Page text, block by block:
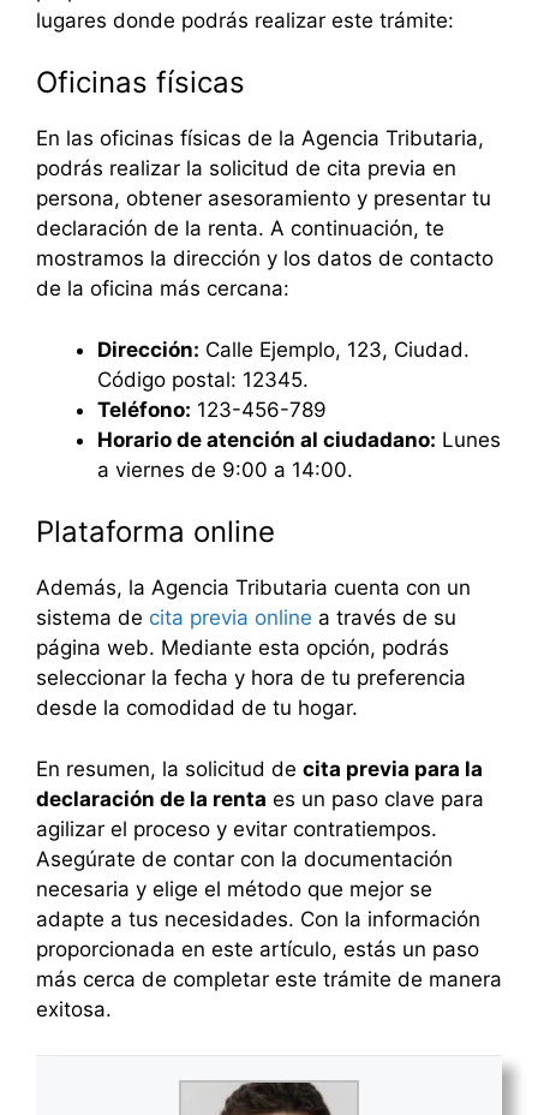
lugares donde podrás realizar este trámite:
Oficinas físicas
En las oficinas físicas de la Agencia Tributaria,
podrás realizar la solicitud de cita previa en
persona, obtener asesoramiento y presentar tu
declaración de la renta. A continuación, te
mostramos la dirección y los datos de contacto
de la oficina más cercana:
Dirección: Calle Ejemplo, 123, Ciudad.
Código postal: 12345.
Teléfono: 123-456-789
Horario de atención al ciudadano: Lunes
a viernes de 9:00 a 14:00.
Plataforma online
Además, la Agencia Tributaria cuenta con un
sistema de cita previa online a través de su
página web. Mediante esta opción, podrás
seleccionar la fecha y hora de tu preferencia
desde la comodidad de tu hogar.
En resumen, la solicitud de cita previa para la
declaración de la renta es un paso clave para
agilizar el proceso y evitar contratiempos.
Asegúrate de contar con la documentación
necesaria y elige el método que mejor se
adapte a tus necesidades. Con la información
proporcionada en este artículo, estás un paso
más cerca de completar este trámite de manera
exitosa.